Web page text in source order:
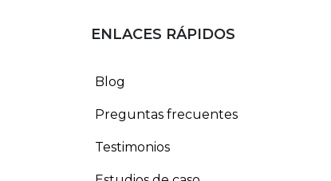
ENLACES RÁPIDOS
Blog
Preguntas frecuentes
Testimonios